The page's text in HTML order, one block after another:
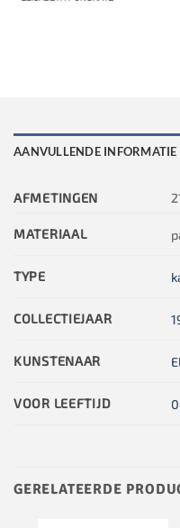
AANVULLENDE INFORMATIE
AFMETINGEN
MATERIAAL
TYPE
COLLECTIEJAAR
KUNSTENAAR
VOOR LEEFTIJD
GERELATEERDE